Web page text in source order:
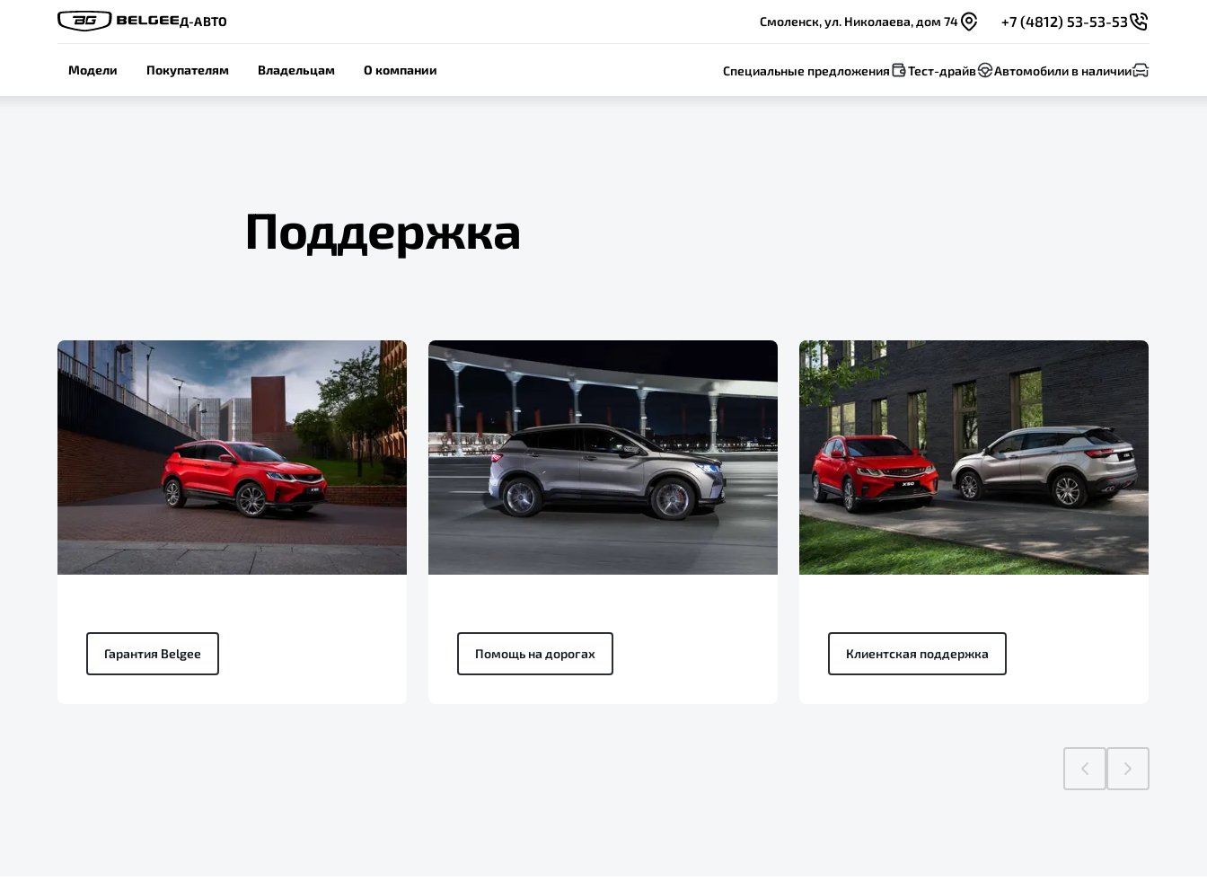
Д-АВТО Смоленск, ул. Николаева, дом 74 +7 (4812) 53-53-53
Модели Покупателям Владельцам О компании Специальные предложения Тест-драйв Автомобили в наличии
Поддержка
Гарантия Belgee Помощь на дорогах Клиентская поддержка